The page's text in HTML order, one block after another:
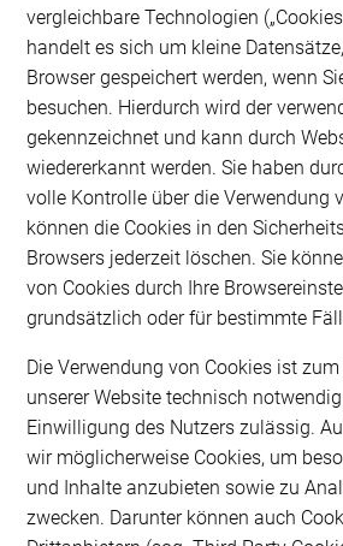
vergleichbare Technologien
handelt es sich um kleine
Browser gespeichert werden, wenn
besuchen. Hierdurch wird der
gekennzeichnet und kann durch
wiedererkannt werden. Sie haben
volle Kontrolle über die Verwendung
können die Cookies in den
Browsers jederzeit löschen. Sie
von Cookies durch Ihre
grundsätzlich oder für bestimmte
Die Verwendung von Cookies ist
unserer Website technisch
Einwilligung des Nutzers zulässig.
wir möglicherweise Cookies, um
und Inhalte anzubieten sowie zu
zwecken. Darunter können auch